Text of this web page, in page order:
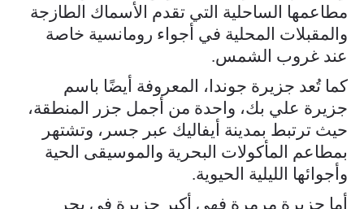
مطاعمها الساحلية التي تقدم الأسماك الطازجة
والمقبلات المحلية في أجواء رومانسية خاصة
عند غروب الشمس.
كما تُعد جزيرة جوندا، المعروفة أيضًا باسم
جزيرة علي بك، واحدة من أجمل جزر المنطقة،
حيث ترتبط بمدينة أيفاليك عبر جسر، وتشتهر
بمطاعم المأكولات البحرية والموسيقى الحية
وأجوائها الليلية الحيوية.
أما جزيرة مرمرة فهي أكبر جزيرة في بحر